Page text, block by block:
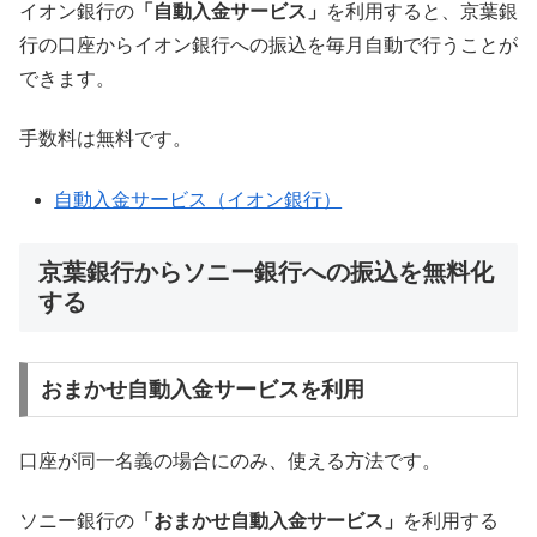
イオン銀行の 「自動入金サービス」
を利用すると、京葉銀
行の口座からイオン銀行への振込を毎月自動で行うことが
できます。
手数料は無料です。
自動入金サービス（イオン銀行）
京葉銀行からソニー銀行への振込を無料化
する
おまかせ自動入金サービスを利用
口座が同一名義の場合にのみ、使える方法です。
ソニー銀行の 「おまかせ自動入金サービス」
を利用する